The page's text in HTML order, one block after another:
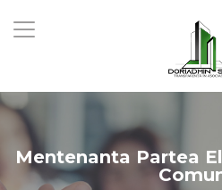
Mentenanta Partea